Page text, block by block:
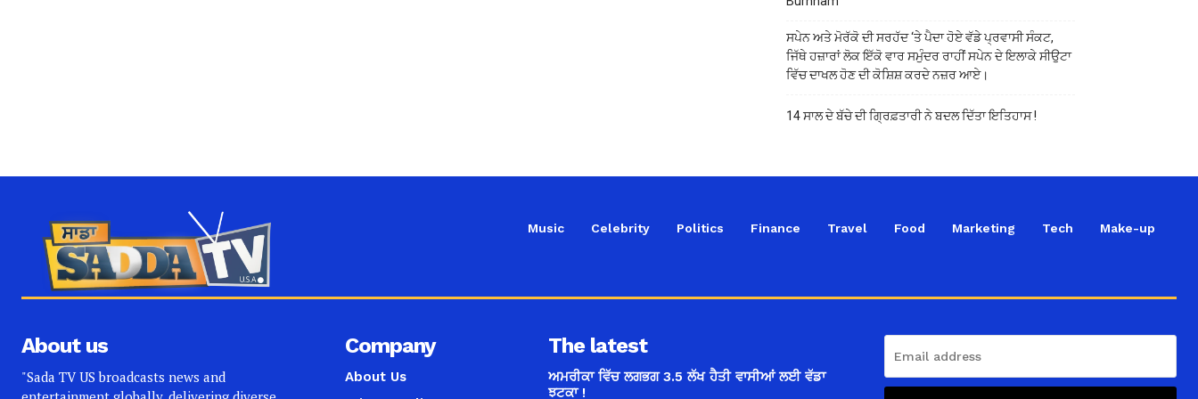
ਸਪੇਨ ਅਤੇ ਮੋਰੱਕੋ ਦੀ ਸਰਹੱਦ ‘ਤੇ ਪੈਦਾ ਹੋਏ ਵੱਡੇ ਪ੍ਰਵਾਸੀ ਸੰਕਟ,
ਜਿੱਥੇ ਹਜ਼ਾਰਾਂ ਲੋਕ ਇੱਕੋ ਵਾਰ ਸਮੁੰਦਰ ਰਾਹੀਂ ਸਪੇਨ ਦੇ ਇਲਾਕੇ ਸੀਉਟਾ
ਵਿੱਚ ਦਾਖਲ ਹੋਣ ਦੀ ਕੋਸ਼ਿਸ਼ ਕਰਦੇ ਨਜ਼ਰ ਆਏ।
14 ਸਾਲ ਦੇ ਬੱਚੇ ਦੀ ਗ੍ਰਿਫ਼ਤਾਰੀ ਨੇ ਬਦਲ ਦਿੱਤਾ ਇਤਿਹਾਸ !
Music Celebrity Politics Finance Travel Food Marketing Tech Make-up
About us
"Sada TV US broadcasts news and
Company
About Us
The latest
ਅਮਰੀਕਾ ਵਿੱਚ ਲਗਭਗ 3.5 ਲੱਖ ਹੈਤੀ ਵਾਸੀਆਂ ਲਈ ਵੱਡਾ
ਝਟਕਾ !